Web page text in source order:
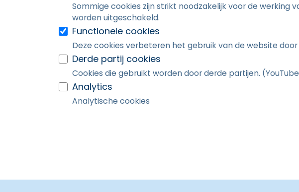
Sommige cookies zijn strikt noodzakelijk voor de werking
worden uitgeschakeld.
Functionele cookies
Deze cookies verbeteren het gebruik van de website
Derde partij cookies
Cookies die gebruikt worden door derde partijen.
Analytics
Analytische cookies